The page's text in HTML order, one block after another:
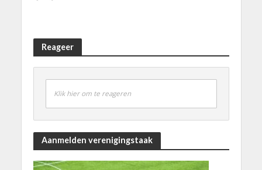
Reageer
Klik hier om te reageren
Aanmelden verenigingstaak